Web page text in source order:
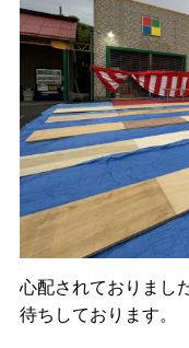
心配されておりまし
待ちしております。